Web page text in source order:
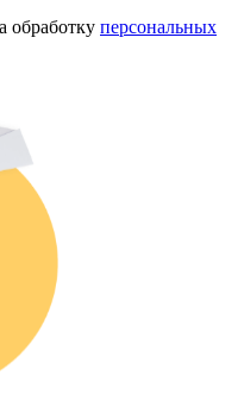
обработку персональных